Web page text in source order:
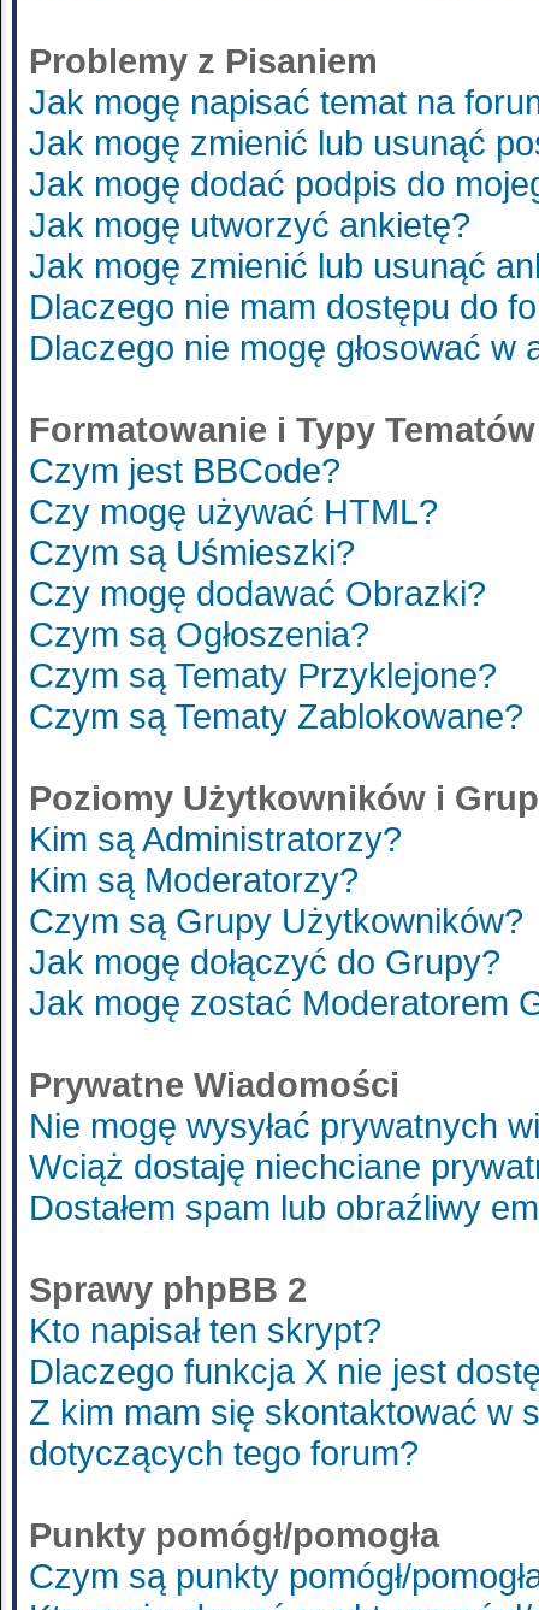
Problemy z Pisaniem
Jak mogę napisać temat na
Jak mogę zmienić lub usunąć
Jak mogę dodać podpis do
Jak mogę utworzyć ankietę?
Jak mogę zmienić lub usunąć
Dlaczego nie mam dostępu do
Dlaczego nie mogę głosować w
Formatowanie i Typy Tematów
Czym jest BBCode?
Czy mogę używać HTML?
Czym są Uśmieszki?
Czy mogę dodawać Obrazki?
Czym są Ogłoszenia?
Czym są Tematy Przyklejone?
Czym są Tematy Zablokowane?
Poziomy Użytkowników i
Kim są Administratorzy?
Kim są Moderatorzy?
Czym są Grupy Użytkowników?
Jak mogę dołączyć do Grupy?
Jak mogę zostać Moderatorem
Prywatne Wiadomości
Nie mogę wysyłać prywatnych
Wciąż dostaję niechciane
Dostałem spam lub obraźliwy
Sprawy phpBB 2
Kto napisał ten skrypt?
Dlaczego funkcja X nie jest
Z kim mam się skontaktować w
dotyczących tego forum?
Punkty pomógł/pomogła
Czym są punkty pomógł/